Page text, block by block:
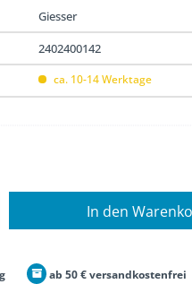
Giesser
2402400142
ca. 10-14 Werktage
In den
ab 50 € versandkostenfrei